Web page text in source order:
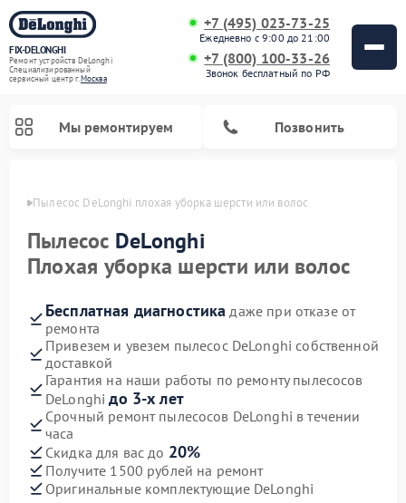
FIX-DELONGHI
Ремонт устройств DeLonghi
Специализированный
cервисный центр г.Москва
+7 (495) 023-73-25
Ежедневно с 9:00 до 21:00
+7 (800) 100-33-26
Звонок бесплатный по РФ
Мы ремонтируем Позвонить
Пылесос DeLonghi плохая уборка шерсти или волос
Пылесос DeLonghi
Плохая уборка шерсти или волос
Бесплатная диагностика даже при отказе от
ремонта
Привезем и увезем пылесос DeLonghi собственной
доставкой
Гарантия на наши работы по ремонту пылесосов
DeLonghiдо 3-х лет
Срочный ремонт пылесосов DeLonghi в течении
часа
Скидка для вас до 20%
Получите 1500 рублей на ремонт
Оригинальные комплектующие DeLonghi